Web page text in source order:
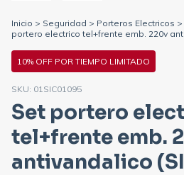
Inicio > Seguridad > Porteros Electricos >
portero electrico tel+frente emb. 220v
10% OFF POR TIEMPO LIMITADO
SKU: 01SIC01095
Set portero
tel+frente emb.
antivandalico